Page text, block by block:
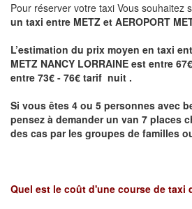
Pour réserver votre taxi Vous souhaitez
un taxi entre METZ et AEROPORT
L’estimation du prix moyen en taxi
METZ NANCY LORRAINE est entre
entre 73€ - 76€ tarif nuit .
Si vous êtes 4 ou 5 personnes avec
pensez à demander un van 7 places
des cas par les groupes de familles
Quel est le coût d'une course de taxi